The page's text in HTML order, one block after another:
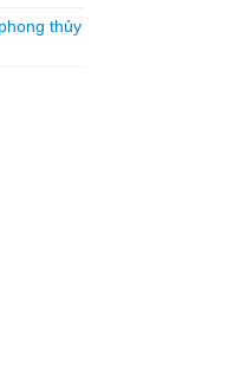
thủy